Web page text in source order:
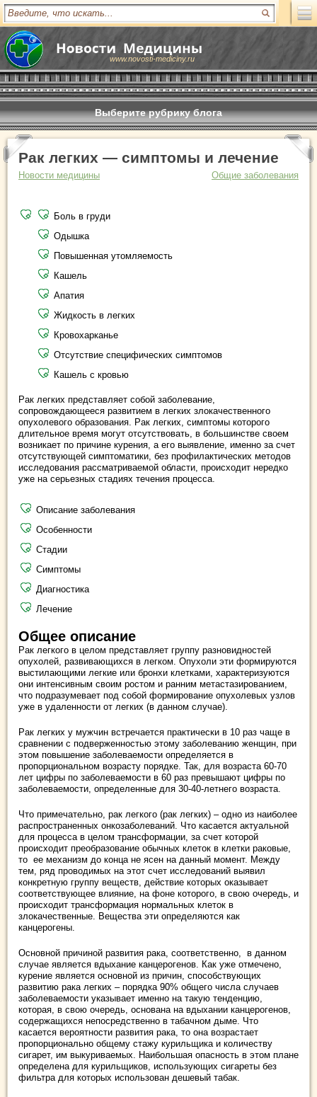
www.novosti-mediciny.ru
Выберите рубрику блога
Рак легких — симптомы и лечение
Новости медицины Общие заболевания
Боль в груди
Одышка
Повышенная утомляемость
Кашель
Апатия
Жидкость в легких
Кровохарканье
Отсутствие специфических симптомов
Кашель с кровью
Рак легких представляет собой заболевание,
сопровождающееся развитием в легких злокачественного
опухолевого образования. Рак легких, симптомы которого
длительное время могут отсутствовать, в большинстве своем
возникает по причине курения, а его выявление, именно за счет
отсутствующей симптоматики, без профилактических методов
исследования рассматриваемой области, происходит нередко
уже на серьезных стадиях течения процесса.
Описание заболевания
Особенности
Стадии
Симптомы
Диагностика
Лечение
Общее описание
Рак легкого в целом представляет группу разновидностей
опухолей, развивающихся в легком. Опухоли эти формируются
выстилающими легкие или бронхи клетками, характеризуются
они интенсивным своим ростом и ранним метастазированием,
что подразумевает под собой формирование опухолевых узлов
уже в удаленности от легких (в данном случае).
Рак легких у мужчин встречается практически в 10 раз чаще в
сравнении с подверженностью этому заболеванию женщин, при
этом повышение заболеваемости определяется в
пропорциональном возрасту порядке. Так, для возраста 60-70
лет цифры по заболеваемости в 60 раз превышают цифры по
заболеваемости, определенные для 30-40-летнего возраста.
Что примечательно, рак легкого (рак легких) – одно из наиболее
распространенных онкозаболеваний. Что касается актуальной
для процесса в целом трансформации, за счет которой
происходит преобразование обычных клеток в клетки раковые,
то ее механизм до конца не ясен на данный момент. Между
тем, ряд проводимых на этот счет исследований выявил
конкретную группу веществ, действие которых оказывает
соответствующее влияние, на фоне которого, в свою очередь, и
происходит трансформация нормальных клеток в
злокачественные. Вещества эти определяются как
канцерогены.
Основной причиной развития рака, соответственно, в данном
случае является вдыхание канцерогенов. Как уже отмечено,
курение является основной из причин, способствующих
развитию рака легких – порядка 90% общего числа случаев
заболеваемости указывает именно на такую тенденцию,
которая, в свою очередь, основана на вдыхании канцерогенов,
содержащихся непосредственно в табачном дыме. Что
касается вероятности развития рака, то она возрастает
пропорционально общему стажу курильщика и количеству
сигарет, им выкуриваемых. Наибольшая опасность в этом плане
определена для курильщиков, использующих сигареты без
фильтра для которых использован дешевый табак.